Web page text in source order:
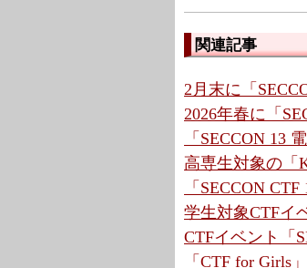
関連記事
2月末に「
2026年春に「
「SECCON 13
高専生対象の「
「SECCON
学生対象CTFイ
CTFイベント「
「CTF for Girls